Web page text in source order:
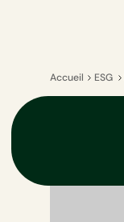
Accueil ESG